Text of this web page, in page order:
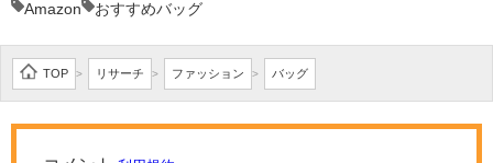
Amazon おすすめバッグ
TOP > リサーチ > ファッション > バッグ